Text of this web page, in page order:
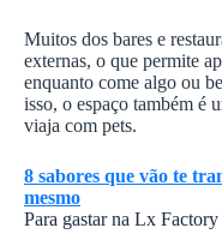
Muitos dos bares e
externas, o que permite
enquanto come algo ou
isso, o espaço também é
viaja com pets.
8 sabores que vão te
mesmo
Para gastar na Lx Factory